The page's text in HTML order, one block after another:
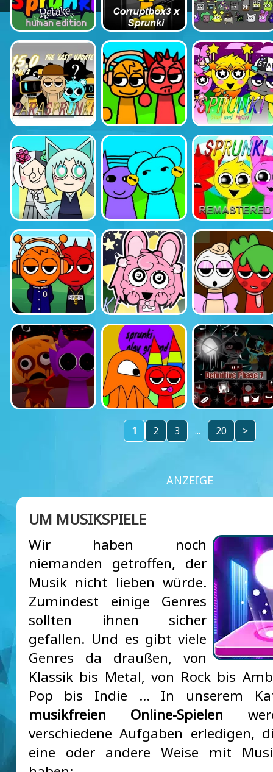
1 2 3 ... 20 >
ANZEIGE
UM MUSIKSPIELE
Wir haben noch
niemanden getroffen, der
Musik nicht lieben würde.
Zumindest einige Genres
sollten ihnen sicher
gefallen. Und es gibt viele
Genres da draußen, von
Klassik bis Metal, von Rock bis
Pop bis Indie … In unserem
musikfreien Online-Spielen
verschiedene Aufgaben erledigen,
eine oder andere Weise mit